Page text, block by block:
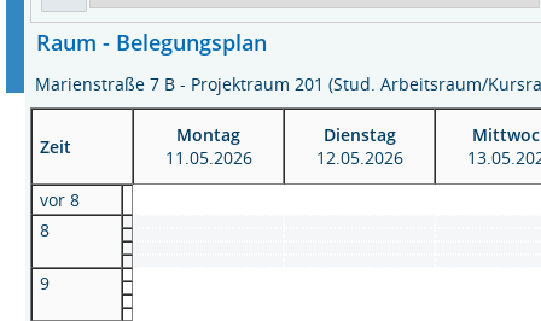
Raum - Belegungsplan
Marienstraße 7 B - Projektraum 201 (Stud. Arbeitsraum/
Zeit
Montag
11.05.2026
Dienstag
12.05.2026
vor 8
8
9